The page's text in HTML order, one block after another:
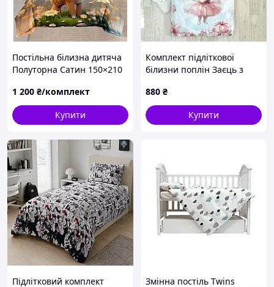
Постільна білизна дитяча
Полуторна Сатин 150×210
1 200 ₴/комплект
Купити
Комплект підліткової
білизни поплін Заєць з
(підковдра+наволочка)
880 ₴
Купити
Підлітковий комплект
Змінна постіль Twins